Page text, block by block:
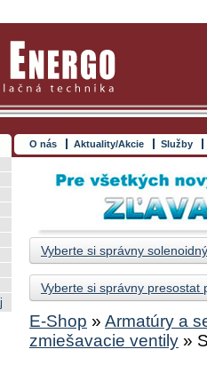
O nás Aktuality/Akcie Služby
Vyberte si správny
Vyberte si správny presostat
E-Shop » Armatúry a
zmiešavacie ventily »